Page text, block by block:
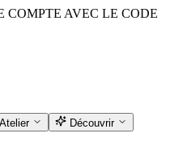
COMPTE AVEC LE CODE
Découvrir